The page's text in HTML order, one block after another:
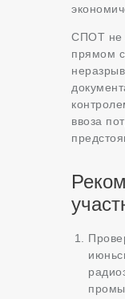
СПОТ не
прямом
ввоза